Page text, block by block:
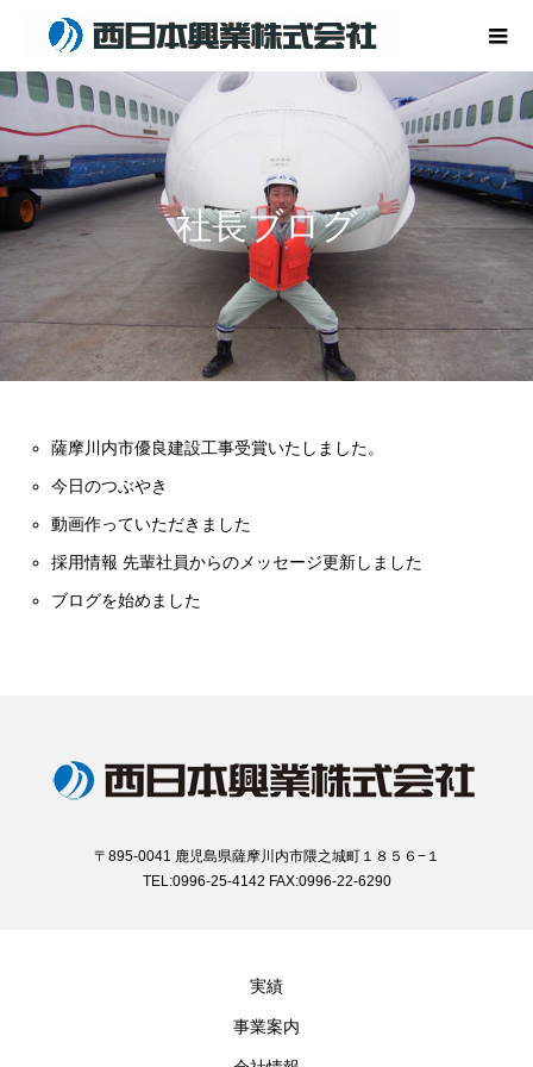
社長ブログ
薩摩川内市優良建設工事受賞いたしました。
今日のつぶやき
動画作っていただきました
採用情報 先輩社員からのメッセージ更新しました
ブログを始めました
〒895-0041 鹿児島県薩摩川内市隈之城町１８５６−１
TEL:0996-25-4142 FAX:0996-22-6290
実績
事業案内